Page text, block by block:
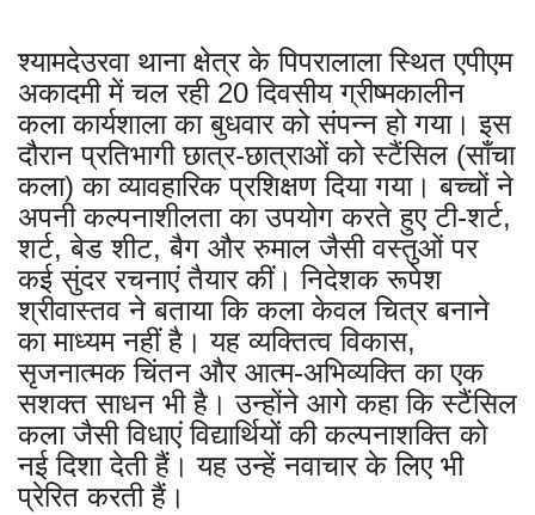
श्यामदेउरवा थाना क्षेत्र के पिपरालाला स्थित एपीएम
अकादमी में चल रही 20 दिवसीय ग्रीष्मकालीन
कला कार्यशाला का बुधवार को संपन्न हो गया। इस
दौरान प्रतिभागी छात्र-छात्राओं को स्टैंसिल (साँचा
कला) का व्यावहारिक प्रशिक्षण दिया गया। बच्चों ने
अपनी कल्पनाशीलता का उपयोग करते हुए टी-शर्ट,
शर्ट, बेड शीट, बैग और रुमाल जैसी वस्तुओं पर
कई सुंदर रचनाएं तैयार कीं। निदेशक रूपेश
श्रीवास्तव ने बताया कि कला केवल चित्र बनाने
का माध्यम नहीं है। यह व्यक्तित्व विकास,
सृजनात्मक चिंतन और आत्म-अभिव्यक्ति का एक
सशक्त साधन भी है। उन्होंने आगे कहा कि स्टैंसिल
कला जैसी विधाएं विद्यार्थियों की कल्पनाशक्ति को
नई दिशा देती हैं। यह उन्हें नवाचार के लिए भी
प्रेरित करती हैं।